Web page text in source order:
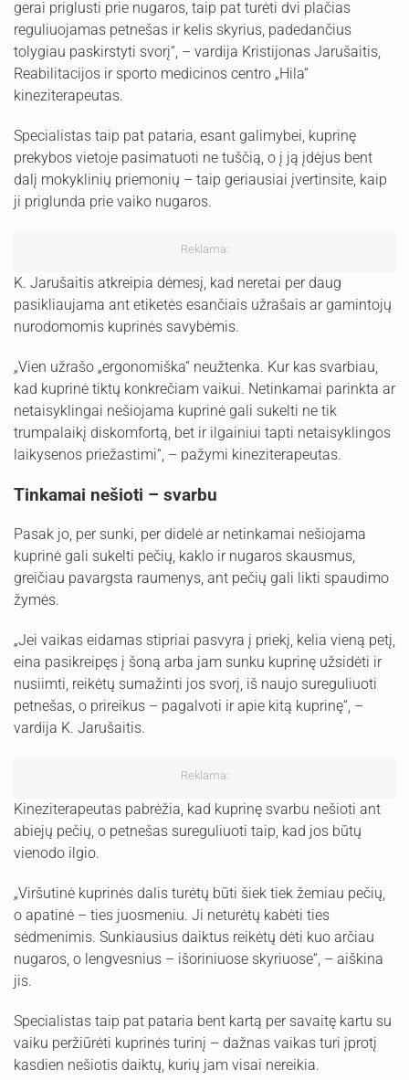
gerai priglusti prie nugaros, taip pat turėti dvi plačias
reguliuojamas petnešas ir kelis skyrius, padedančius
tolygiau paskirstyti svorį“, – vardija Kristijonas Jarušaitis,
Reabilitacijos ir sporto medicinos centro „Hila“
kineziterapeutas.
Specialistas taip pat pataria, esant galimybei, kuprinę
prekybos vietoje pasimatuoti ne tuščią, o į ją įdėjus bent
dalį mokyklinių priemonių – taip geriausiai įvertinsite, kaip
ji priglunda prie vaiko nugaros.
Reklama:
K. Jarušaitis atkreipia dėmesį, kad neretai per daug
pasikliaujama ant etiketės esančiais užrašais ar gamintojų
nurodomomis kuprinės savybėmis.
„Vien užrašo „ergonomiška“ neužtenka. Kur kas svarbiau,
kad kuprinė tiktų konkrečiam vaikui. Netinkamai parinkta ar
netaisyklingai nešiojama kuprinė gali sukelti ne tik
trumpalaikį diskomfortą, bet ir ilgainiui tapti netaisyklingos
laikysenos priežastimi“, – pažymi kineziterapeutas.
Tinkamai nešioti – svarbu
Pasak jo, per sunki, per didelė ar netinkamai nešiojama
kuprinė gali sukelti pečių, kaklo ir nugaros skausmus,
greičiau pavargsta raumenys, ant pečių gali likti spaudimo
žymės.
„Jei vaikas eidamas stipriai pasvyra į priekį, kelia vieną petį,
eina pasikreipęs į šoną arba jam sunku kuprinę užsidėti ir
nusiimti, reikėtų sumažinti jos svorį, iš naujo sureguliuoti
petnešas, o prireikus – pagalvoti ir apie kitą kuprinę“, –
vardija K. Jarušaitis.
Reklama:
Kineziterapeutas pabrėžia, kad kuprinę svarbu nešioti ant
abiejų pečių, o petnešas sureguliuoti taip, kad jos būtų
vienodo ilgio.
„Viršutinė kuprinės dalis turėtų būti šiek tiek žemiau pečių,
o apatinė – ties juosmeniu. Ji neturėtų kabėti ties
sėdmenimis. Sunkiausius daiktus reikėtų dėti kuo arčiau
nugaros, o lengvesnius – išoriniuose skyriuose“, – aiškina
jis.
Specialistas taip pat pataria bent kartą per savaitę kartu su
vaiku peržiūrėti kuprinės turinį – dažnas vaikas turi įprotį
kasdien nešiotis daiktų, kurių jam visai nereikia.